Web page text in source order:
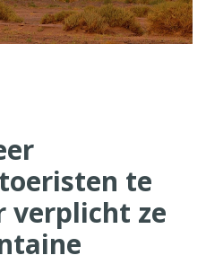
te
verplicht ze